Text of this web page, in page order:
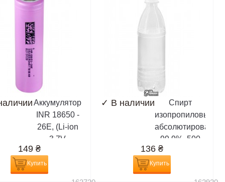
Аккумулятор
INR 18650 -
26E, (Li-ion
3.7V
2600mAh),
сиреневый
149₴
Купить
✓ В наличии
Спирт
изопропиловый,
99,9%, 500
(химически
чистый)
136₴
Купить